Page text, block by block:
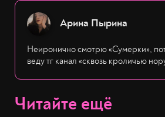
Арина Пырина
Неиронично смотрю «Сумерки»,
веду тг канал «сквозь кроличью
Читайте ещё